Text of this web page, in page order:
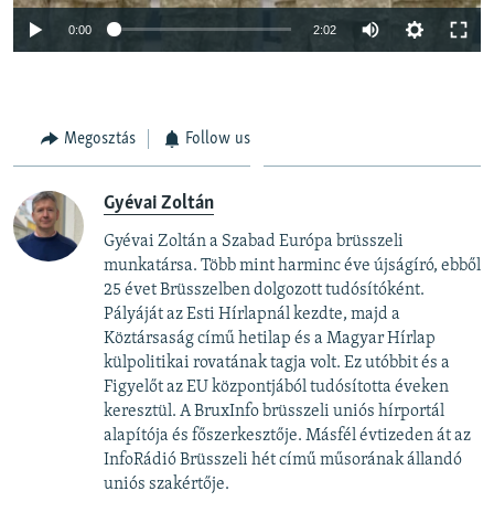
Auto 240p
720p
0:00 2:02
Megosztás Follow us
Gyévai Zoltán
Gyévai Zoltán a Szabad Európa brüsszeli
munkatársa. Több mint harminc éve újságíró, ebből
25 évet Brüsszelben dolgozott tudósítóként.
Pályáját az Esti Hírlapnál kezdte, majd a
Köztársaság című hetilap és a Magyar Hírlap
külpolitikai rovatának tagja volt. Ez utóbbit és a
Figyelőt az EU központjából tudósította éveken
keresztül. A BruxInfo brüsszeli uniós hírportál
alapítója és főszerkesztője. Másfél évtizeden át az
InfoRádió Brüsszeli hét című műsorának állandó
uniós szakértője.